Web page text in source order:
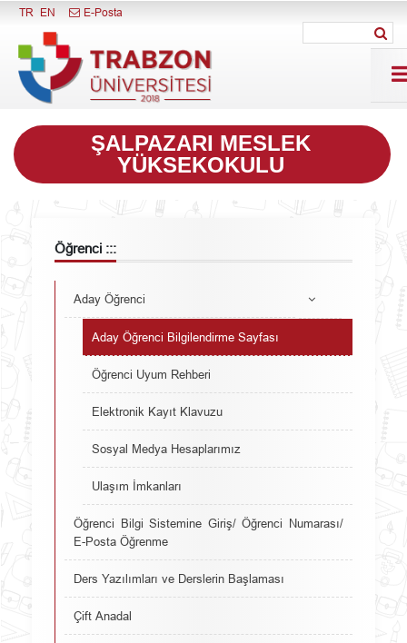
Menüyü Kapat
TR EN E-Posta
ŞALPAZARI MESLEK
YÜKSEKOKULU
Öğrenci :::
Aday Öğrenci
Aday Öğrenci Bilgilendirme Sayfası
Öğrenci Uyum Rehberi
Elektronik Kayıt Klavuzu
Sosyal Medya Hesaplarımız
Ulaşım İmkanları
Öğrenci Bilgi Sistemine Giriş/ Öğrenci Numarası/
E-Posta Öğrenme
Ders Yazılımları ve Derslerin Başlaması
Çift Anadal